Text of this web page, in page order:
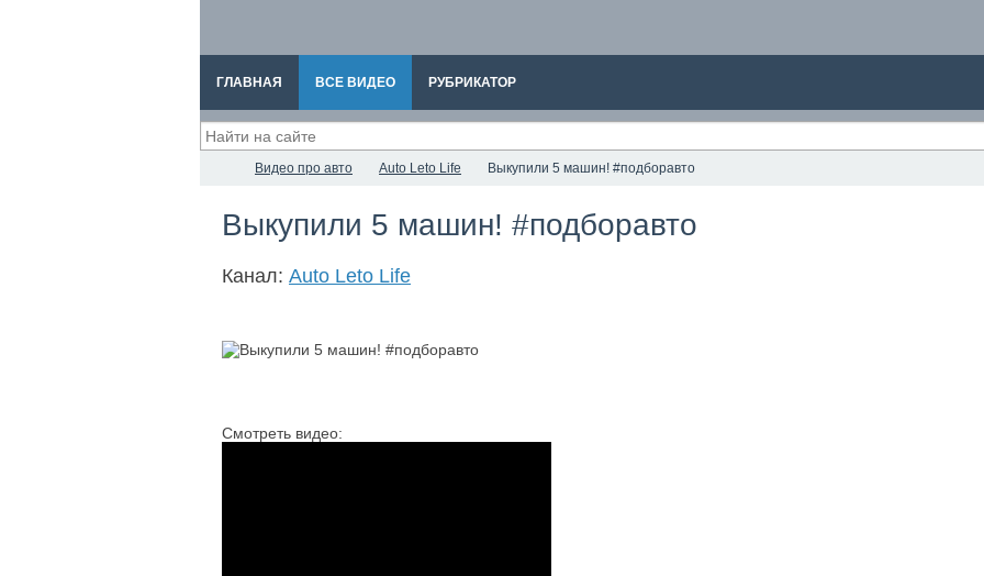
ГЛАВНАЯ ВСЕ ВИДЕО РУБРИКАТОР
Видео про авто Auto Leto Life Выкупили 5 машин! #подборавто
Выкупили 5 машин! #подборавто
Канал: Auto Leto Life
Смотреть видео: